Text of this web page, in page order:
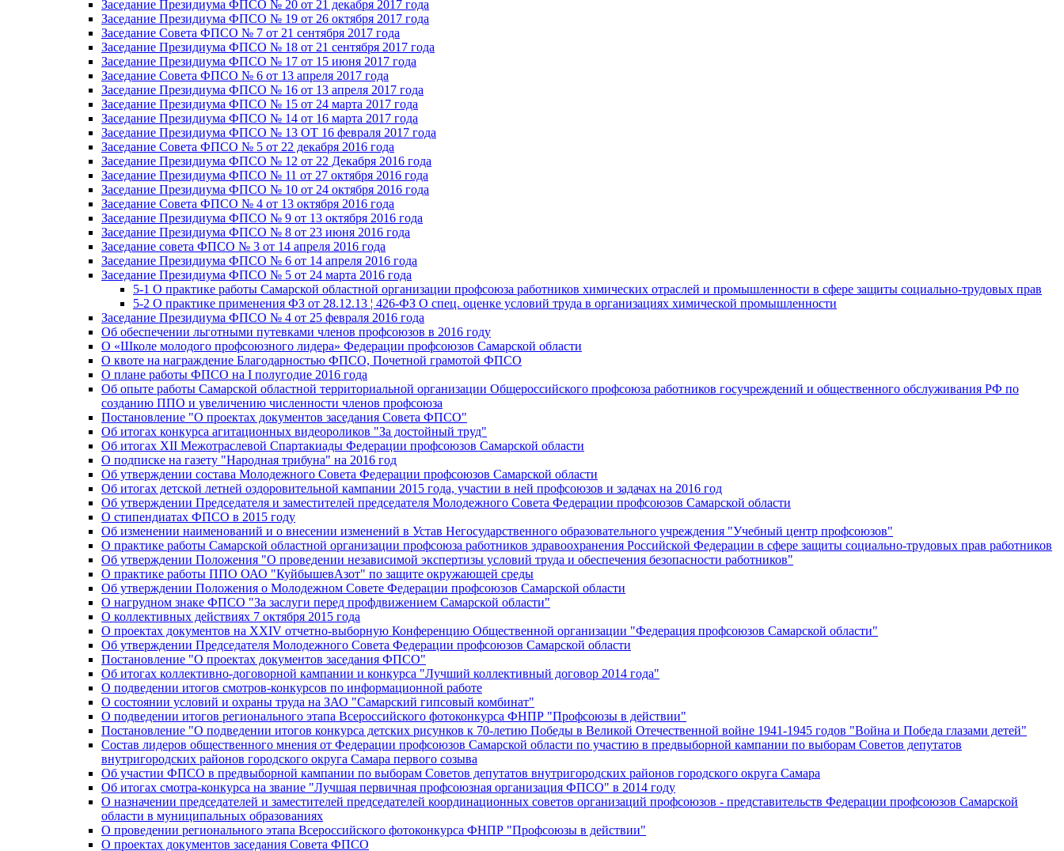
Заседание Президиума ФПСО № 20 от 21 декабря 2017 года
Заседание Президиума ФПСО № 19 от 26 октября 2017 года
Заседание Совета ФПСО № 7 от 21 сентября 2017 года
Заседание Президиума ФПСО № 18 от 21 сентября 2017 года
Заседание Президиума ФПСО № 17 от 15 июня 2017 года
Заседание Совета ФПСО № 6 от 13 апреля 2017 года
Заседание Президиума ФПСО № 16 от 13 апреля 2017 года
Заседание Президиума ФПСО № 15 от 24 марта 2017 года
Заседание Президиума ФПСО № 14 от 16 марта 2017 года
Заседание Президиума ФПСО № 13 ОТ 16 февраля 2017 года
Заседание Совета ФПСО № 5 от 22 декабря 2016 года
Заседание Президиума ФПСО № 12 от 22 Декабря 2016 года
Заседание Президиума ФПСО № 11 от 27 октября 2016 года
Заседание Президиума ФПСО № 10 от 24 октября 2016 года
Заседание Совета ФПСО № 4 от 13 октября 2016 года
Заседание Президиума ФПСО № 9 от 13 октября 2016 года
Заседание Президиума ФПСО № 8 от 23 июня 2016 года
Заседание совета ФПСО № 3 от 14 апреля 2016 года
Заседание Президиума ФПСО № 6 от 14 апреля 2016 года
Заседание Президиума ФПСО № 5 от 24 марта 2016 года
5-1 О практике работы Самарской областной организации профсоюза работников химических отраслей и промышленности в сфере защиты социально-трудовых прав
5-2 О практике применения ФЗ от 28.12.13 ¦ 426-ФЗ О спец. оценке условий труда в организациях химической промышленности
Заседание Президиума ФПСО № 4 от 25 февраля 2016 года
Об обеспечении льготными путевками членов профсоюзов в 2016 году
О «Школе молодого профсоюзного лидера» Федерации профсоюзов Самарской области
О квоте на награждение Благодарностью ФПСО, Почетной грамотой ФПСО
О плане работы ФПСО на I полугодие 2016 года
Об опыте работы Самарской областной территориальной организации Общероссийского профсоюза работников госучреждений и общественного обслуживания РФ по
созданию ППО и увеличению численности членов профсоюза
Постановление "О проектах документов заседания Совета ФПСО"
Об итогах конкурса агитационных видеороликов "За достойный труд"
Об итогах XII Межотраслевой Спартакиады Федерации профсоюзов Самарской области
О подписке на газету "Народная трибуна" на 2016 год
Об утверждении состава Молодежного Совета Федерации профсоюзов Самарской области
Об итогах детской летней оздоровительной кампании 2015 года, участии в ней профсоюзов и задачах на 2016 год
Об утверждении Председателя и заместителей председателя Молодежного Совета Федерации профсоюзов Самарской области
О стипендиатах ФПСО в 2015 году
Об изменении наименований и о внесении изменений в Устав Негосударственного образовательного учреждения "Учебный центр профсоюзов"
О практике работы Самарской областной организации профсоюза работников здравоохранения Российской Федерации в сфере защиты социально-трудовых прав работников
Об утверждении Положения "О проведении независимой экспертизы условий труда и обеспечения безопасности работников"
О практике работы ППО ОАО "КуйбышевАзот" по защите окружающей среды
Об утверждении Положения о Молодежном Совете Федерации профсоюзов Самарской области
О нагрудном знаке ФПСО "За заслуги перед профдвижением Самарской области"
О коллективных действиях 7 октября 2015 года
О проектах документов на XXIV отчетно-выборную Конференцию Общественной организации "Федерация профсоюзов Самарской области"
Об утверждении Председателя Молодежного Совета Федерации профсоюзов Самарской области
Постановление "О проектах документов заседания ФПСО"
Об итогах коллективно-договорной кампании и конкурса "Лучший коллективный договор 2014 года"
О подведении итогов смотров-конкурсов по информационной работе
О состоянии условий и охраны труда на ЗАО "Самарский гипсовый комбинат"
О подведении итогов регионального этапа Всероссийского фотоконкурса ФНПР "Профсоюзы в действии"
Постановление "О подведении итогов конкурса детских рисунков к 70-летию Победы в Великой Отечественной войне 1941-1945 годов "Война и Победа глазами детей"
Состав лидеров общественного мнения от Федерации профсоюзов Самарской области по участию в предвыборной кампании по выборам Советов депутатов
внутригородских районов городского округа Самара первого созыва
Об участии ФПСО в предвыборной кампании по выборам Советов депутатов внутригородских районов городского округа Самара
Об итогах смотра-конкурса на звание "Лучшая первичная профсоюзная организация ФПСО" в 2014 году
О назначении председателей и заместителей председателей координационных советов организаций профсоюзов - представительств Федерации профсоюзов Самарской
области в муниципальных образованиях
О проведении регионального этапа Всероссийского фотоконкурса ФНПР "Профсоюзы в действии"
О проектах документов заседания Совета ФПСО